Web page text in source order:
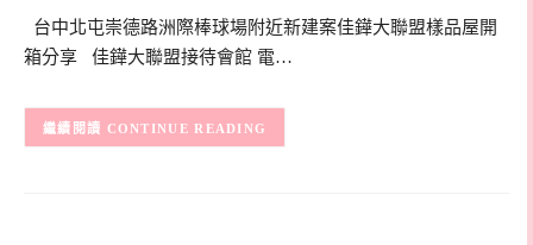
台中北屯崇德路洲際棒球場附近新建案佳鏵大聯盟樣品屋開
箱分享 佳鏵大聯盟接待會館 電…
CONTINUE READING